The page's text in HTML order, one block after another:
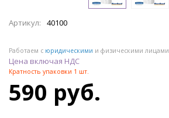
Артикул: 40100
Работаем с юридическими и физическими лицами
Цена включая НДС
Кратность упаковки 1 шт.
590 руб.